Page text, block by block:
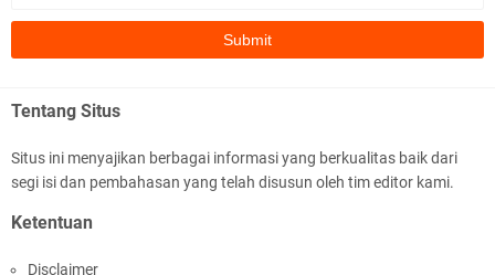
Ada sejumlah pertanyaan kepada Anda dan jawablah dengan
mengikuti ust. K …
Anonymous
Tentang Situs
Situs ini menyajikan berbagai informasi yang berkualitas baik dari
segi isi dan pembahasan yang telah disusun oleh tim editor kami.
Ketentuan
Disclaimer